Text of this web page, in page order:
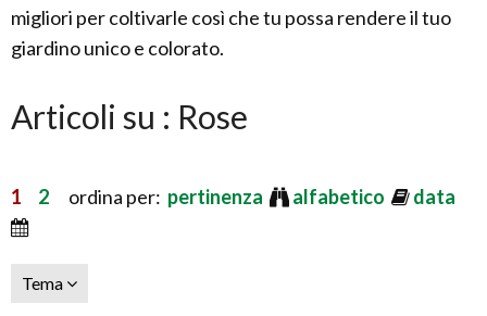
migliori per coltivarle così che tu possa rendere il tuo
giardino unico e colorato.
Articoli su : Rose
1 2 ordina per: pertinenza alfabetico data
Tema